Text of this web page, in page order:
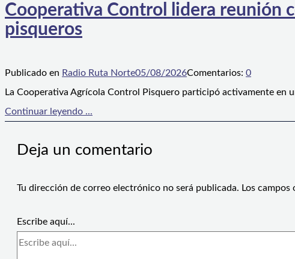
Cooperativa Control lidera reunión
pisqueros
Publicado en Radio Ruta Norte05/08/2026Comentarios: 0
La Cooperativa Agrícola Control Pisquero participó activamente en
Continuar leyendo ...
Deja un comentario
Tu dirección de correo electrónico no será publicada. Los
Escribe aquí...